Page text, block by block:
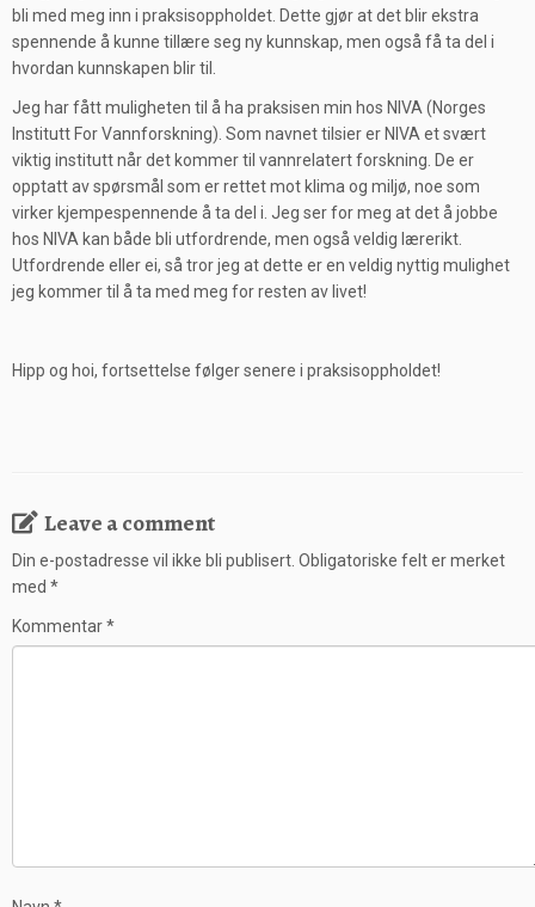
bli med meg inn i praksisoppholdet. Dette gjør at det blir ekstra
spennende å kunne tillære seg ny kunnskap, men også få ta del i
hvordan kunnskapen blir til.
Jeg har fått muligheten til å ha praksisen min hos NIVA (Norges
Institutt For Vannforskning). Som navnet tilsier er NIVA et svært
viktig institutt når det kommer til vannrelatert forskning. De er
opptatt av spørsmål som er rettet mot klima og miljø, noe som
virker kjempespennende å ta del i. Jeg ser for meg at det å jobbe
hos NIVA kan både bli utfordrende, men også veldig lærerikt.
Utfordrende eller ei, så tror jeg at dette er en veldig nyttig mulighet
jeg kommer til å ta med meg for resten av livet!
Hipp og hoi, fortsettelse følger senere i praksisoppholdet!
Leave a comment
Din e-postadresse vil ikke bli publisert. Obligatoriske felt er merket
med *
Kommentar*